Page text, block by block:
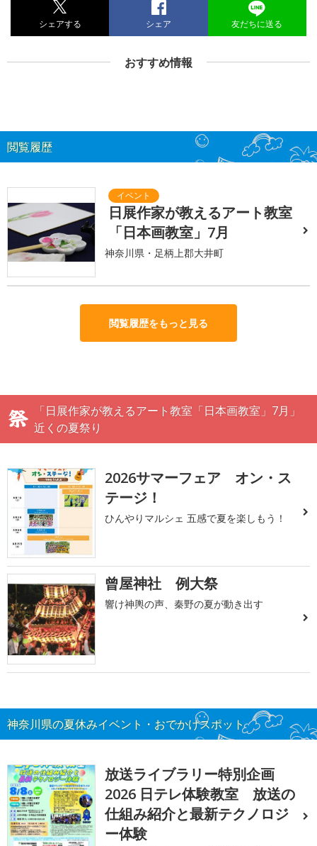
シェアする シェア 友だちに送る
おすすめ情報
閲覧履歴
日展作家が教えるアート教室
「日本画教室」7月
神奈川県・足柄上郡大井町
閲覧履歴をもっと見る
「日展作家が教えるアート教室「日本画教室」7月」
近くの夏祭り
2026サマーフェア オン・ス
テージ！
ひんやりマルシェ 五感で夏を楽しもう！
曾屋神社 例大祭
響け神輿の声、秦野の夏が動き出す
神奈川県の夏休みイベント・おでかけスポット
放送ライブラリー特別企画
2026 日テレ体験教室 放送の
仕組み紹介と最新テクノロジ
ー体験